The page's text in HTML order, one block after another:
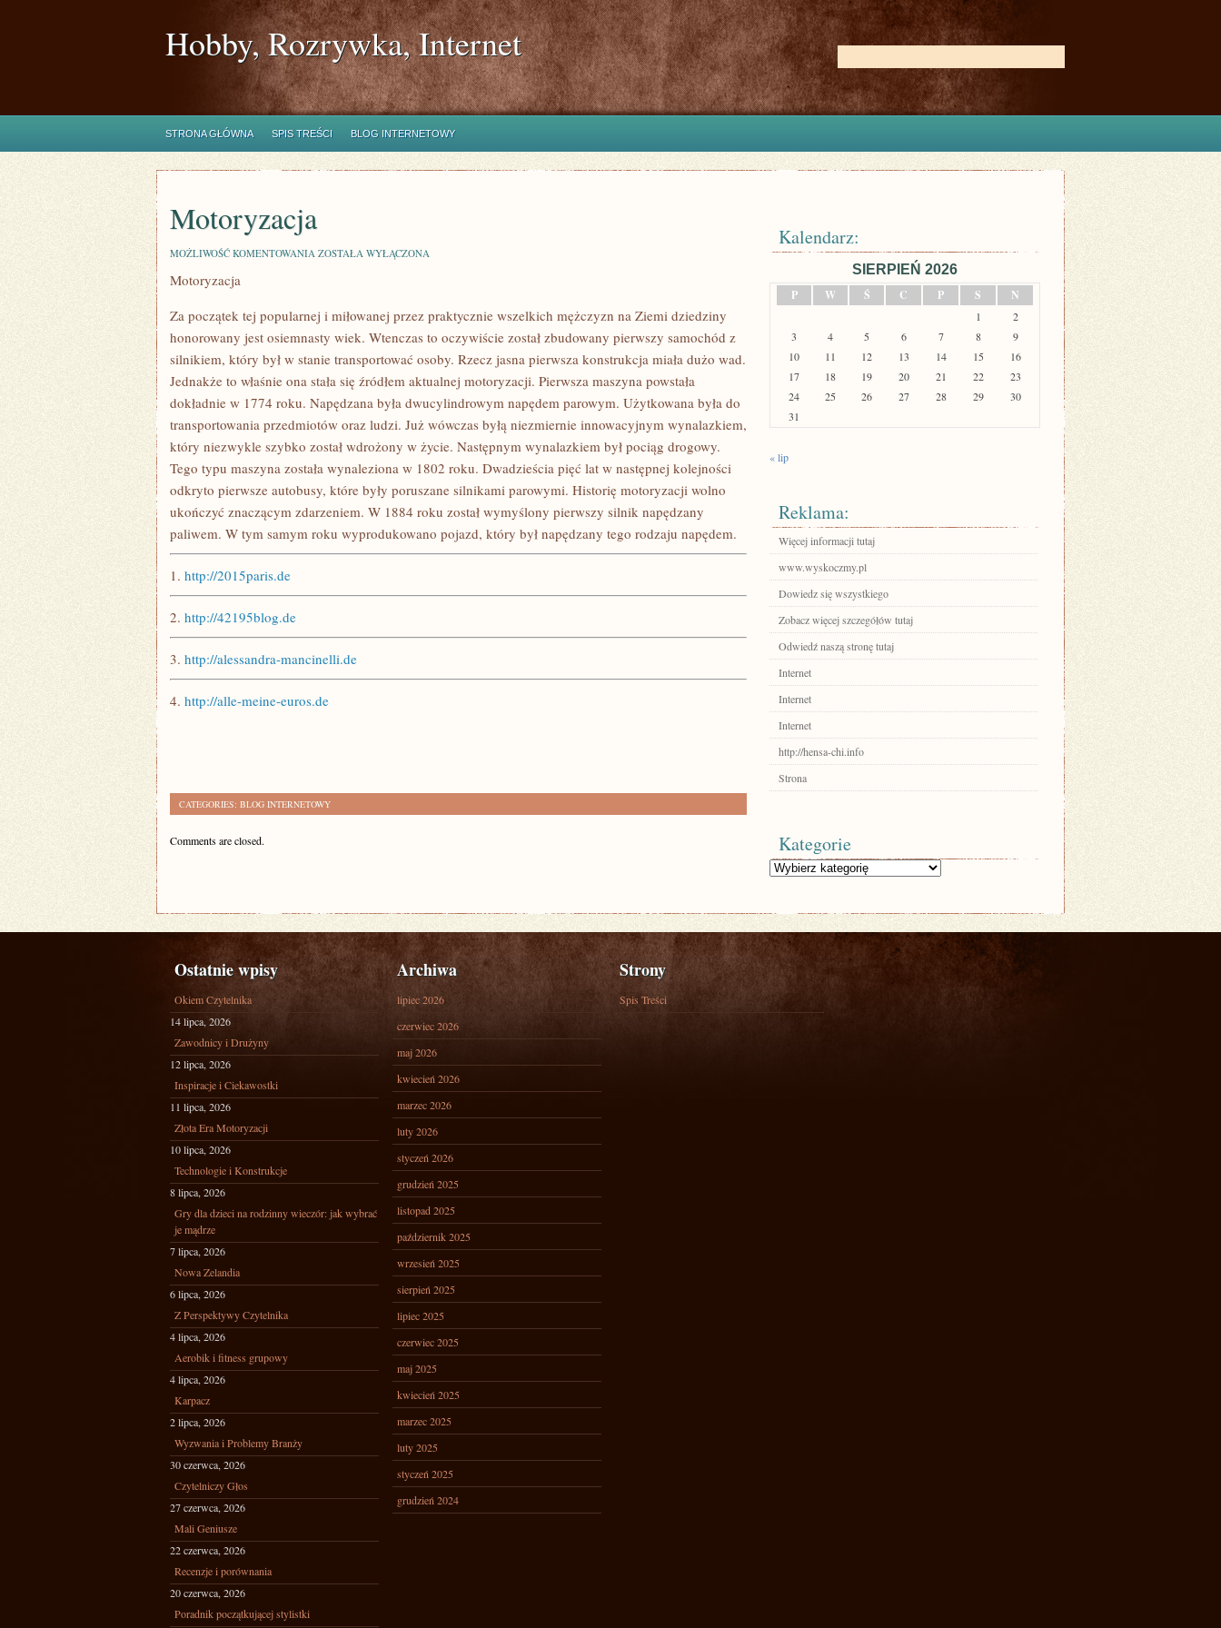
Hobby, Rozrywka, Internet
STRONA GŁÓWNA SPIS TREŚCI BLOG INTERNETOWY
Motoryzacja
MOŻLIWOŚĆ KOMENTOWANIA MOTORYZACJA
ZOSTAŁA WYŁĄCZONA
Motoryzacja
Za początek tej popularnej i miłowanej przez praktycznie wszelkich mężczyzn na Ziemi dziedziny
honorowany jest osiemnasty wiek. Wtenczas to oczywiście został zbudowany pierwszy samochód z
silnikiem, który był w stanie transportować osoby. Rzecz jasna pierwsza konstrukcja miała dużo wad.
Jednakże to właśnie ona stała się źródłem aktualnej motoryzacji. Pierwsza maszyna powstała
dokładnie w 1774 roku. Napędzana była dwucylindrowym napędem parowym. Użytkowana była do
transportowania przedmiotów oraz ludzi. Już wówczas byłą niezmiernie innowacyjnym wynalazkiem,
który niezwykle szybko został wdrożony w życie. Następnym wynalazkiem był pociąg drogowy.
Tego typu maszyna została wynaleziona w 1802 roku. Dwadzieścia pięć lat w następnej kolejności
odkryto pierwsze autobusy, które były poruszane silnikami parowymi. Historię motoryzacji wolno
ukończyć znaczącym zdarzeniem. W 1884 roku został wymyślony pierwszy silnik napędzany
paliwem. W tym samym roku wyprodukowano pojazd, który był napędzany tego rodzaju napędem.
1. http://2015paris.de
2. http://42195blog.de
3. http://alessandra-mancinelli.de
4. http://alle-meine-euros.de
CATEGORIES: BLOG INTERNETOWY
Comments are closed.
Kalendarz:
SIERPIEŃ 2026
P
W Ś C P S N
1
2
3
4 5 6 7 8
9
10
11 12 13 14 15
16
17
18 19 20 21 22
23
24
25 26 27 28 29
30
31
« lip
Reklama:
Więcej informacji tutaj
www.wyskoczmy.pl
Dowiedz się wszystkiego
Zobacz więcej szczegółów tutaj
Odwiedź naszą stronę tutaj
Internet
Internet
Internet
http://hensa-chi.info
Strona
Kategorie
Kategorie
Ostatnie wpisy
Okiem Czytelnika
14 lipca, 2026
Zawodnicy i Drużyny
12 lipca, 2026
Inspiracje i Ciekawostki
11 lipca, 2026
Złota Era Motoryzacji
10 lipca, 2026
Technologie i Konstrukcje
8 lipca, 2026
Gry dla dzieci na rodzinny wieczór: jak wybrać
je mądrze
7 lipca, 2026
Nowa Zelandia
6 lipca, 2026
Z Perspektywy Czytelnika
4 lipca, 2026
Aerobik i fitness grupowy
4 lipca, 2026
Karpacz
2 lipca, 2026
Wyzwania i Problemy Branży
30 czerwca, 2026
Czytelniczy Głos
27 czerwca, 2026
Mali Geniusze
22 czerwca, 2026
Recenzje i porównania
20 czerwca, 2026
Poradnik początkującej stylistki
Archiwa
lipiec 2026
czerwiec 2026
maj 2026
kwiecień 2026
marzec 2026
luty 2026
styczeń 2026
grudzień 2025
listopad 2025
październik 2025
wrzesień 2025
sierpień 2025
lipiec 2025
czerwiec 2025
maj 2025
kwiecień 2025
marzec 2025
luty 2025
styczeń 2025
grudzień 2024
Strony
Spis Treści